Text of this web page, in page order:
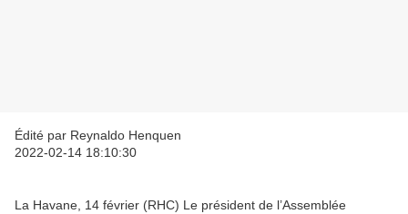
Édité par Reynaldo Henquen
2022-02-14 18:10:30
La Havane, 14 février (RHC) Le président de l’Assemblée